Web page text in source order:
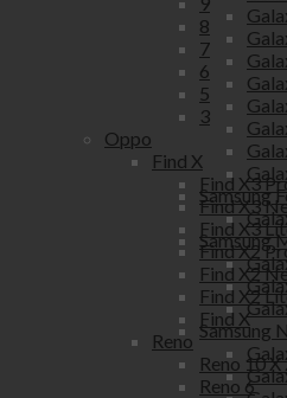
Samsung
Samsung
Samsung
8
7
6
5
3
Oppo
Find X
Find X3
Find X3
Find X3
Find X2
Find X2
Find X2
Find X
Reno
Reno 10
Reno 6